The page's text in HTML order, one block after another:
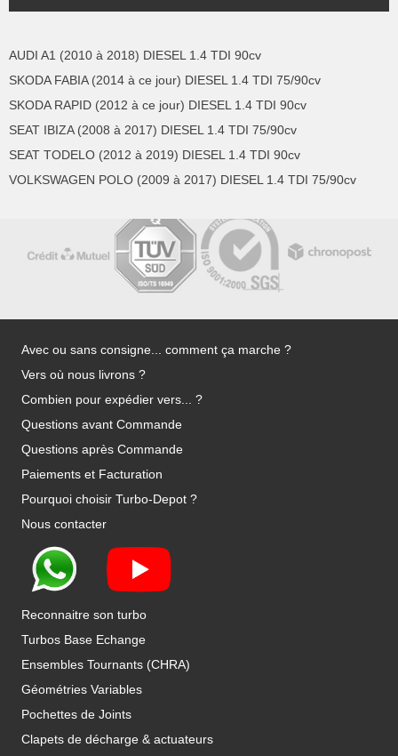
AUDI A1 (2010 à 2018) DIESEL 1.4 TDI 90cv
SKODA FABIA (2014 à ce jour) DIESEL 1.4 TDI 75/90cv
SKODA RAPID (2012 à ce jour) DIESEL 1.4 TDI 90cv
SEAT IBIZA (2008 à 2017) DIESEL 1.4 TDI 75/90cv
SEAT TODELO (2012 à 2019) DIESEL 1.4 TDI 90cv
VOLKSWAGEN POLO (2009 à 2017) DIESEL 1.4 TDI 75/90cv
Avec ou sans consigne... comment ça marche ?
Vers où nous livrons ?
Combien pour expédier vers... ?
Questions avant Commande
Questions après Commande
Paiements et Facturation
Pourquoi choisir Turbo-Depot ?
Nous contacter
Reconnaitre son turbo
Turbos Base Echange
Ensembles Tournants (CHRA)
Géométries Variables
Pochettes de Joints
Clapets de décharge & actuateurs